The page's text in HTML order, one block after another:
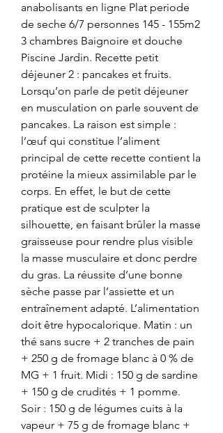
anabolisants en ligne Plat periode
de seche 6/7 personnes 145 - 155m2
3 chambres Baignoire et douche
Piscine Jardin. Recette petit
déjeuner 2 : pancakes et fruits.
Lorsqu’on parle de petit déjeuner
en musculation on parle souvent de
pancakes. La raison est simple :
l’œuf qui constitue l’aliment
principal de cette recette contient la
protéine la mieux assimilable par le
corps. En effet, le but de cette
pratique est de sculpter la
silhouette, en faisant brûler la masse
graisseuse pour rendre plus visible
la masse musculaire et donc perdre
du gras. La réussite d’une bonne
sèche passe par l’assiette et un
entraînement adapté. L’alimentation
doit être hypocalorique. Matin : un
thé sans sucre + 2 tranches de pain
+ 250 g de fromage blanc à 0 % de
MG + 1 fruit. Midi : 150 g de sardine
+ 150 g de crudités + 1 pomme.
Soir : 150 g de légumes cuits à la
vapeur + 75 g de fromage blanc +